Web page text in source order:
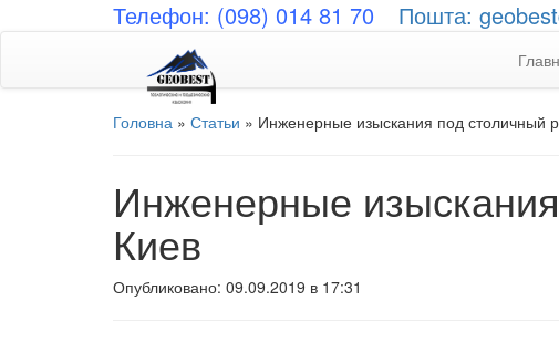
Телефон: (098) 014 81 70 Пошта:
Головна » Статьи » Инженерные изыскания под столичный
Инженерные
Киев
Опубликовано: 09.09.2019 в 17:31